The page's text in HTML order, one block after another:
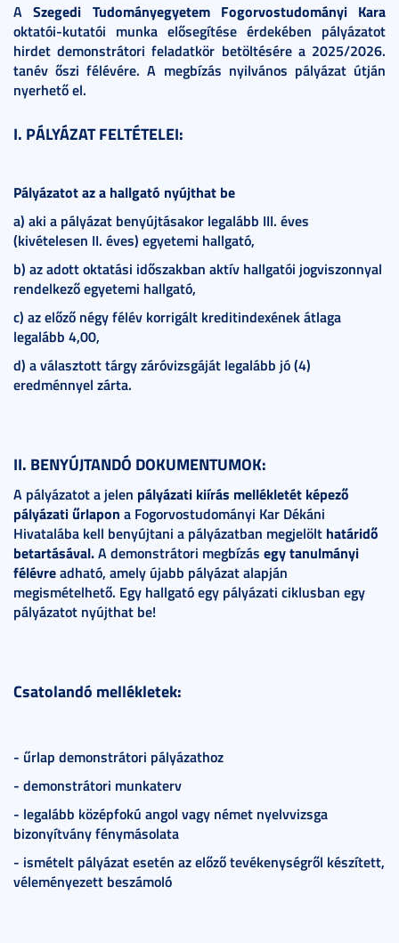
ASzegedi Tudományegyetem Fogorvostudományi Kara
oktatói-kutatói munka elősegítése érdekében pályázatot
hirdet demonstrátori feladatkör betöltésére a 2025/2026.
tanév őszi félévére. A megbízás nyilvános pályázat útján
nyerhető el.
I. PÁLYÁZAT FELTÉTELEI:
Pályázatot az a hallgató nyújthat be
a) aki a pályázat benyújtásakor legalább III. éves
(kivételesen II. éves) egyetemi hallgató,
b) az adott oktatási időszakban aktív hallgatói jogviszonnyal
rendelkező egyetemi hallgató,
c) az előző négy félév korrigált kreditindexének átlaga
legalább 4,00,
d) a választott tárgy záróvizsgáját legalább jó (4)
eredménnyel zárta.
II. BENYÚJTANDÓ DOKUMENTUMOK:
A pályázatot a jelen pályázati kiírás mellékletét képező
pályázati űrlapon a Fogorvostudományi Kar Dékáni
Hivatalába kell benyújtani a pályázatban megjelölt határidő
betartásával.A demonstrátori megbízás egy tanulmányi
félévreadható, amely újabb pályázat alapján
megismételhető. Egy hallgató egy pályázati ciklusban egy
pályázatot nyújthat be!
Csatolandó mellékletek:
- űrlap demonstrátori pályázathoz
- demonstrátori munkaterv
- legalább középfokú angol vagy német nyelvvizsga
bizonyítvány fénymásolata
- ismételt pályázat esetén az előző tevékenységről készített,
véleményezett beszámoló